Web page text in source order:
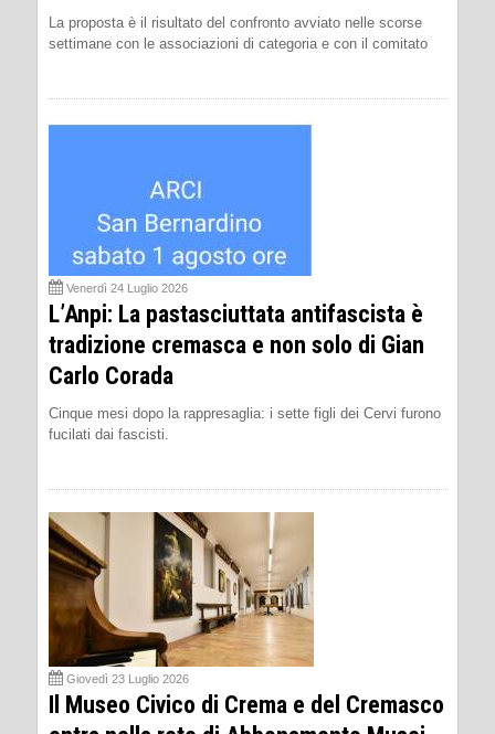
La proposta è il risultato del confronto avviato nelle scorse
settimane con le associazioni di categoria e con il comitato
Venerdì 24 Luglio 2026
L’Anpi: La pastasciuttata antifascista è
tradizione cremasca e non solo di Gian
Carlo Corada
Cinque mesi dopo la rappresaglia: i sette figli dei Cervi furono
fucilati dai fascisti.
Giovedì 23 Luglio 2026
Il Museo Civico di Crema e del Cremasco